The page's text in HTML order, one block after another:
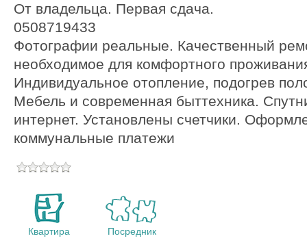
От владельца. Первая сдача.
0508719433
Фотографии реальные. Качественный
необходимое для комфортного
Индивидуальное отопление, подогрев
Мебель и современная быттехника.
интернет. Установлены счетчики.
коммунальные платежи
Квартира Посредник